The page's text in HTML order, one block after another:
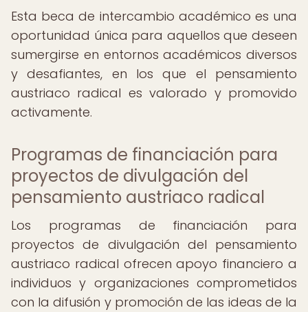
Esta beca de intercambio académico es una
oportunidad única para aquellos que deseen
sumergirse en entornos académicos diversos
y desafiantes, en los que el pensamiento
austriaco radical es valorado y promovido
activamente.
Programas de financiación para
proyectos de divulgación del
pensamiento austriaco radical
Los programas de financiación para
proyectos de divulgación del pensamiento
austriaco radical ofrecen apoyo financiero a
individuos y organizaciones comprometidos
con la difusión y promoción de las ideas de la